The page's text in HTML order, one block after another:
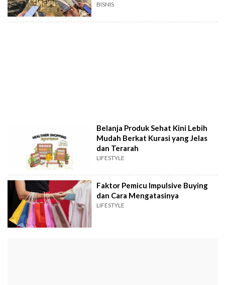
BISNIS
Belanja Produk Sehat Kini Lebih
Mudah Berkat Kurasi yang Jelas
dan Terarah
LIFESTYLE
Faktor Pemicu Impulsive Buying
dan Cara Mengatasinya
LIFESTYLE